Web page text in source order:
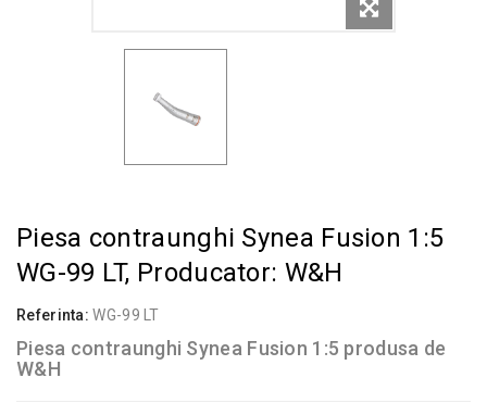
Piesa contraunghi Synea Fusion 1:5
WG-99 LT, Producator: W&H
Referinta: WG-99 LT
Piesa contraunghi Synea Fusion 1:5 produsa de
W&H